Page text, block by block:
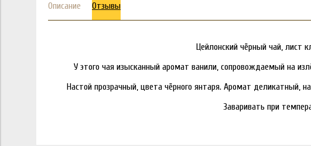
Описание Отзывы
Цейлонский чёрный чай, лист
У этого чая изысканный аромат ванили, сопровождаемый на
Настой прозрачный, цвета чёрного янтаря. Аромат деликатный,
Заваривать при